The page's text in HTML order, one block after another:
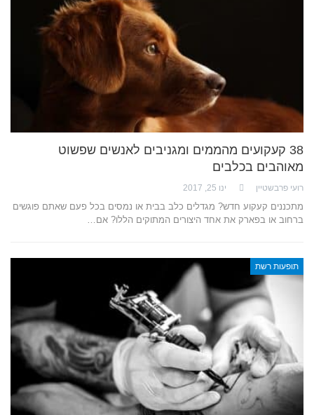
38 קעקועים מהממים ומגניבים לאנשים שפשוט
מאוהבים בכלבים
רועי פרבשטיין ינו 25, 2017
מתכננים קעקוע חדש? מגדלים כלב בבית או נמסים בכל פעם שאתם פוגשים
ברחוב או בפארק את אחד היצורים המתוקים הללו? אם…
תופעות רשת